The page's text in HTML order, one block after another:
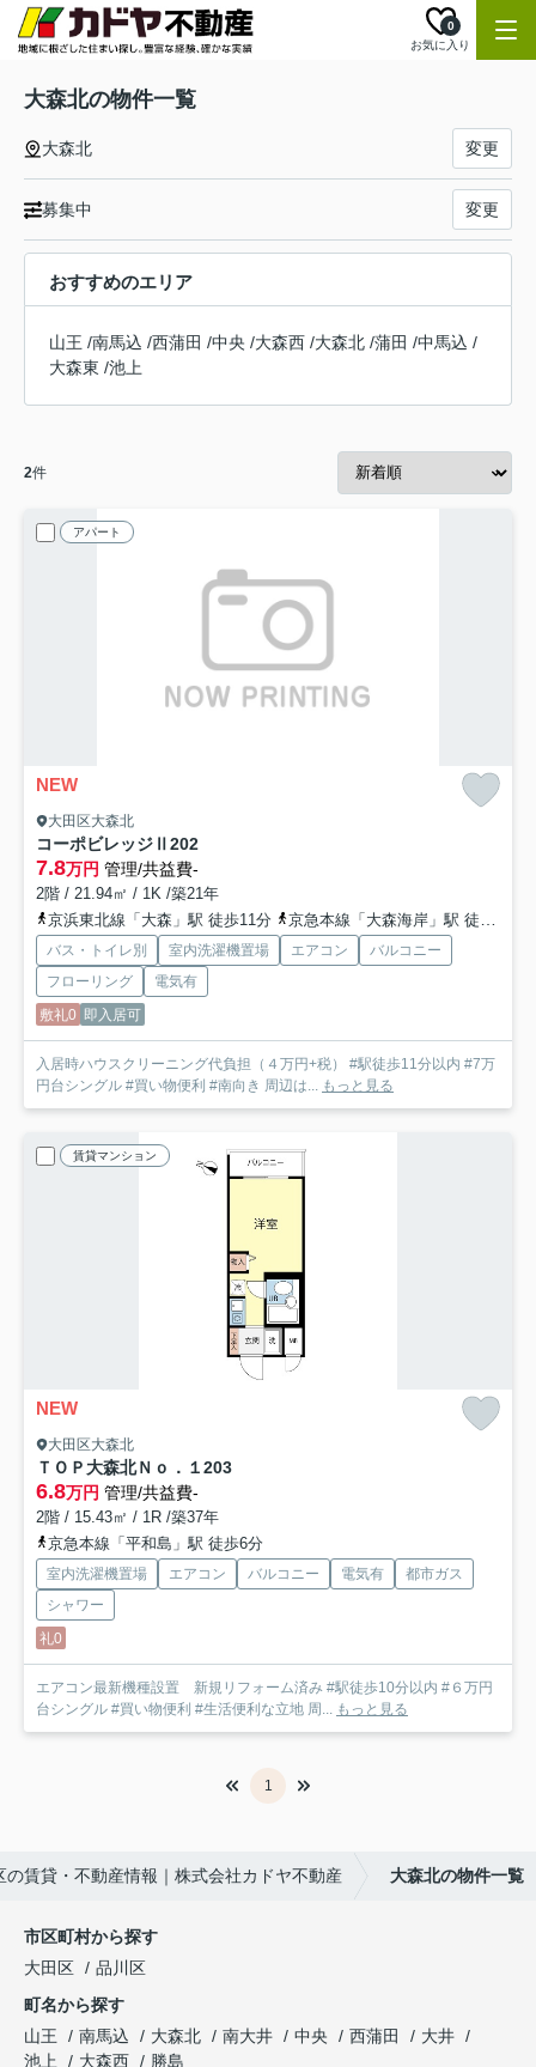
お気に入り
0
大森北の物件一覧
大森北 変更
募集中 変更
おすすめのエリア
山王 /南馬込 /西蒲田 /中央 /大森西 /大森北 /蒲田 /中馬込 /
大森東 /池上
2件
アパート
NEW
大田区大森北
コーポビレッジⅡ 202
7.8万円 管理/共益費-
2階 / 21.94㎡ / 1K /築21年
京浜東北線「大森」駅 徒歩11分
京急本線「大森海岸」駅 徒歩13分
バス・トイレ別 室内洗濯機置場 エアコン
バルコニー
フローリング
電気有
敷礼0 即入居可
入居時ハウスクリーニング代負担（４万円+税） #駅徒歩11分以内 #7万
円台シングル #買い物便利 #南向き 周辺は... もっと見る
賃貸マンション
NEW
大田区大森北
ＴＯＰ大森北Ｎｏ．１203
6.8万円 管理/共益費-
2階 / 15.43㎡ / 1R /築37年
京急本線「平和島」駅 徒歩6分
室内洗濯機置場 エアコン バルコニー 電気有
都市ガス
シャワー
礼0
エアコン最新機種設置 新規リフォーム済み #駅徒歩10分以内 #６万円
台シングル #買い物便利 #生活便利な立地 周... もっと見る
1
の賃貸・不動産情報｜株式会社カドヤ不動産 大森北の物件一覧
市区町村から探す
大田区
品川区
町名から探す
山王
南馬込 大森北 南大井 中央 西蒲田
大井
池上
大森西
勝島